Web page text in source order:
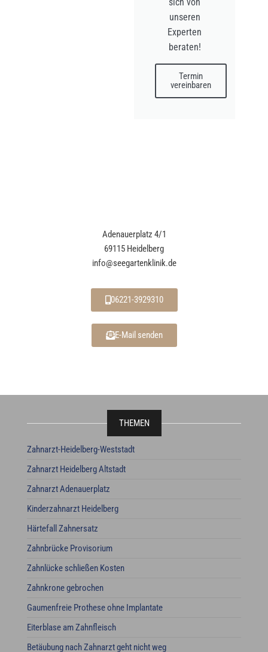
unseren
Experten
beraten!
Termin
vereinbaren
Adenauerplatz 4/1
69115 Heidelberg
info@seegartenklinik.de
06221-3929310
E-Mail senden
THEMEN
Zahnarzt-Heidelberg-Weststadt
Zahnarzt Heidelberg Altstadt
Zahnarzt Adenauerplatz
Kinderzahnarzt Heidelberg
Härtefall Zahnersatz
Zahnbrücke Provisorium
Zahnlücke schließen Kosten
Zahnkrone gebrochen
Gaumenfreie Prothese ohne Implantate
Eiterblase am Zahnfleisch
Betäubung nach Zahnarzt geht nicht weg